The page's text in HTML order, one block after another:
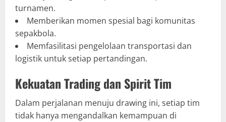
turnamen.
Memberikan momen spesial bagi komunitas
sepakbola.
Memfasilitasi pengelolaan transportasi dan
logistik untuk setiap pertandingan.
Kekuatan Trading dan Spirit Tim
Dalam perjalanan menuju drawing ini, setiap tim
tidak hanya mengandalkan kemampuan di